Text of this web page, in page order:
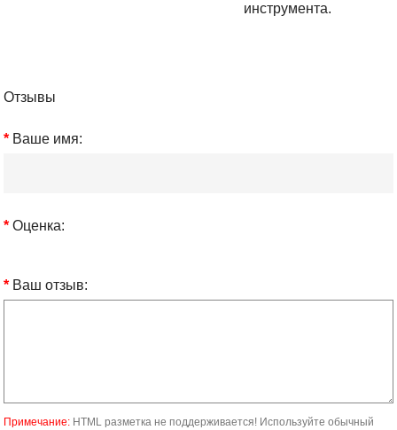
инструмента.
Отзывы
Ваше имя:
Оценка:
Ваш отзыв:
Примечание: HTML разметка не поддерживается! Используйте обычный